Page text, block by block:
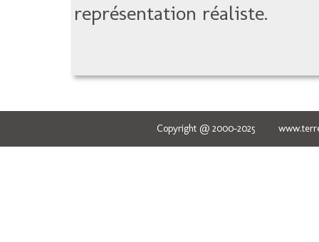
représentation réaliste.
Copyright @ 2000-2025